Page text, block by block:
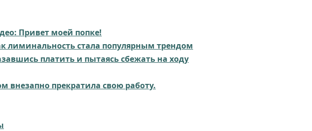
Привет моей попке!
лиминальность стала популярным трендом
платить и пытаясь сбежать на ходу
внезапно прекратила свою работу.